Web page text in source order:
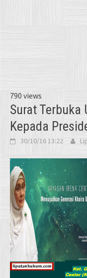
790 views
Surat Terbuka
Kepada
30/10/16 13:22